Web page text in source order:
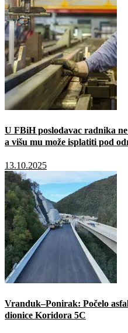
U FBiH poslodavac radnika
a višu mu može isplatiti pod
13.10.2025
Vranduk–Ponirak: Počelo
dionice Koridora 5C